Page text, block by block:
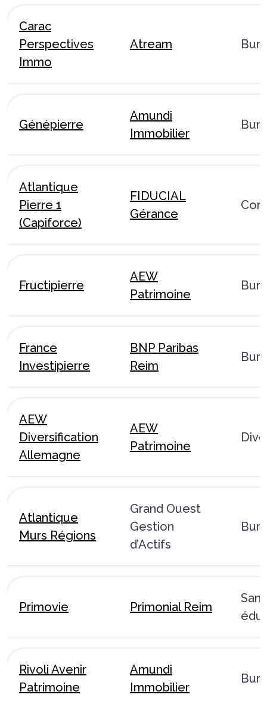
Carac
Perspectives
Immo
Atream
Génépierre
Amundi
Immobilier
Atlantique
Pierre 1
(Capiforce)
FIDUCIAL
Gérance
Fructipierre
AEW
Patrimoine
France
Investipierre
BNP Paribas
Reim
AEW
Diversification
Allemagne
AEW
Patrimoine
Atlantique
Murs Régions
Grand Ouest
Gestion
d’Actifs
Primovie Primonial Reim
Rivoli Avenir
Patrimoine
Amundi
Immobilier